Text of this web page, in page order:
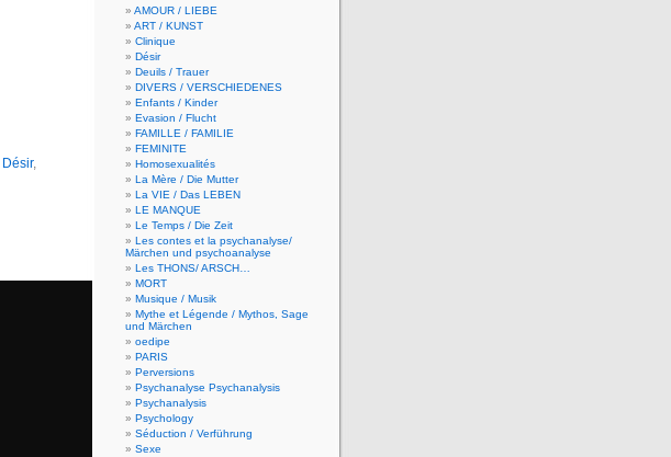
Désir,
AMOUR / LIEBE
ART / KUNST
Clinique
Désir
Deuils / Trauer
DIVERS / VERSCHIEDENES
Enfants / Kinder
Evasion / Flucht
FAMILLE / FAMILIE
FEMINITE
Homosexualités
La Mère / Die Mutter
La VIE / Das LEBEN
LE MANQUE
Le Temps / Die Zeit
Les contes et la psychanalyse/
Märchen und psychoanalyse
Les THONS/ ARSCH…
MORT
Musique / Musik
Mythe et Légende / Mythos, Sage
und Märchen
oedipe
PARIS
Perversions
Psychanalyse Psychanalysis
Psychanalysis
Psychology
Séduction / Verführung
Sexe